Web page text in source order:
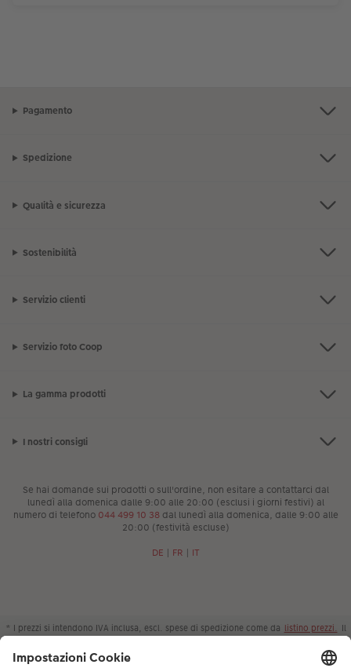
Pagamento
Spedizione
Qualità e sicurezza
Sostenibilità
Servizio clienti
Servizio foto Coop
La gamma prodotti
I nostri consigli
Se hai domande sui prodotti o sull'ordine, non esitare a contattarci dal
lunedì alla domenica dalle 9:00 alle 20:00 (esclusi i giorni festivi) al
numero di telefono 044 499 10 38dal lunedì alla domenica, dalle 9:00 alle
20:00 (festività escluse)
DE | FR | IT
* I prezzi si intendono IVA inclusa, escl. spese di spedizione come da listino prezzi. Il
|Termini e condizioni